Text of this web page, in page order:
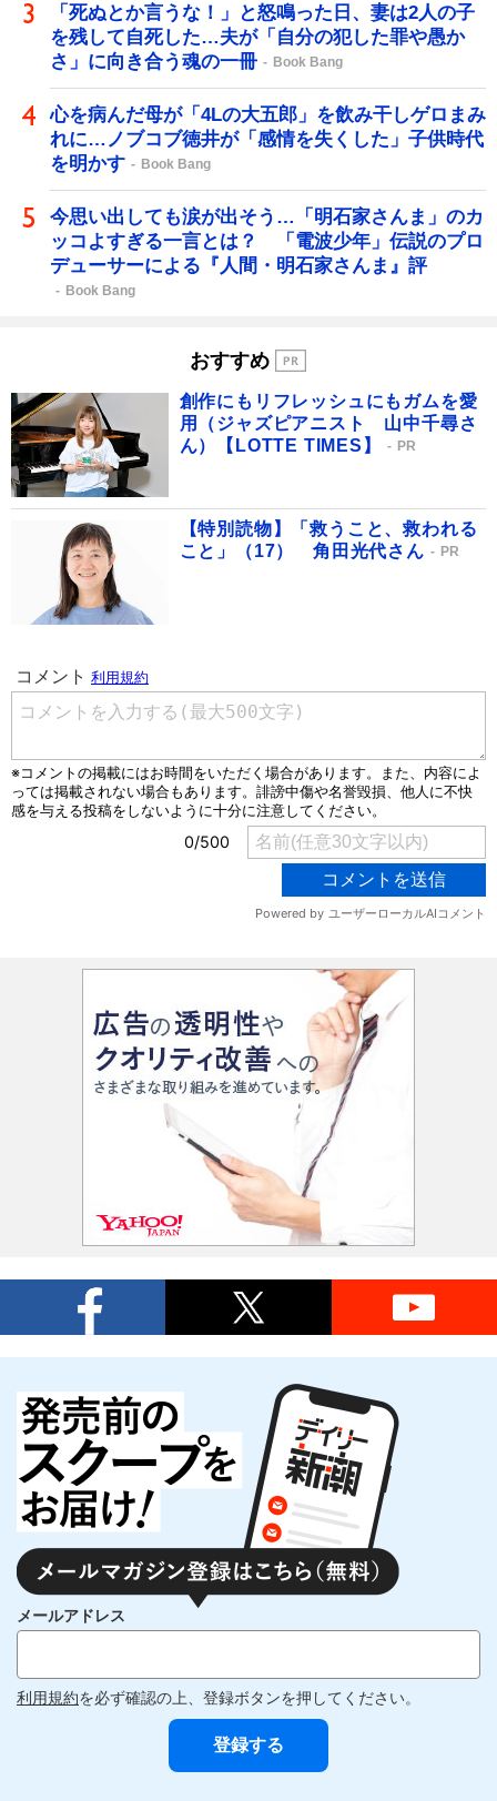
「死ぬとか言うな！」と怒鳴った日、妻は2人の子
を残して自死した…夫が「自分の犯した罪や愚か
さ」に向き合う魂の一冊
Book Bang
心を病んだ母が「4Lの大五郎」を飲み干しゲロまみ
れに…ノブコブ徳井が「感情を失くした」子供時代
を明かす
Book Bang
今思い出しても涙が出そう…「明石家さんま」のカ
ッコよすぎる一言とは？ 「電波少年」伝説のプロ
デューサーによる『人間・明石家さんま』評
Book Bang
おすすめ
創作にもリフレッシュにもガムを愛
用（ジャズピアニスト 山中千尋さ
ん）【LOTTE TIMES】
PR
【特別読物】「救うこと、救われる
こと」（17） 角田光代さん
PR
メールアドレス
利用規約を必ず確認の上、登録ボタンを押してください。